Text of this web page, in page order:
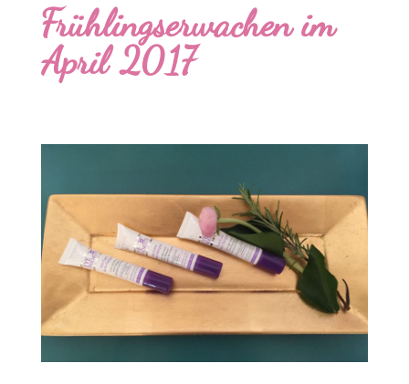
Frühlingserwachen im
April 2017